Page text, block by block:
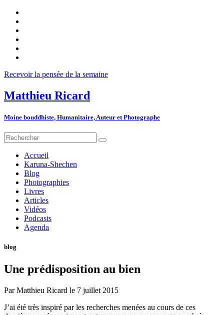
Recevoir la pensée de la semaine
Matthieu Ricard
Moine bouddhiste, Humanitaire, Auteur et Photographe
Accueil
Karuna-Shechen
Blog
Photographies
Livres
Articles
Vidéos
Podcasts
Agenda
blog
Une prédisposition au bien
ParMatthieu Ricard le 7 juillet 2015
J’ai été très inspiré par les recherches menées au cours de ces